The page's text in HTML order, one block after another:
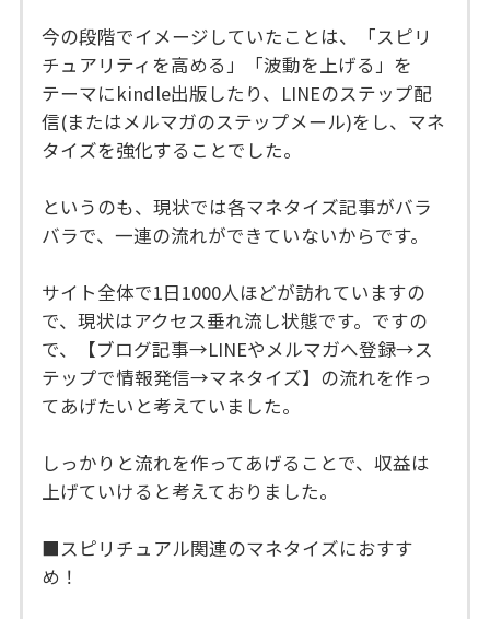
今の段階でイメージしていたことは、「スピリ
チュアリティを高める」「波動を上げる」を
テーマにkindle出版したり、LINEのステップ配
信(またはメルマガのステップメール)をし、マネ
タイズを強化することでした。
というのも、現状では各マネタイズ記事がバラ
バラで、一連の流れができていないからです。
サイト全体で1日1000人ほどが訪れていますの
で、現状はアクセス垂れ流し状態です。ですの
で、【ブログ記事→LINEやメルマガへ登録→ス
テップで情報発信→マネタイズ】の流れを作っ
てあげたいと考えていました。
しっかりと流れを作ってあげることで、収益は
上げていけると考えておりました。
■スピリチュアル関連のマネタイズにおすす
め！